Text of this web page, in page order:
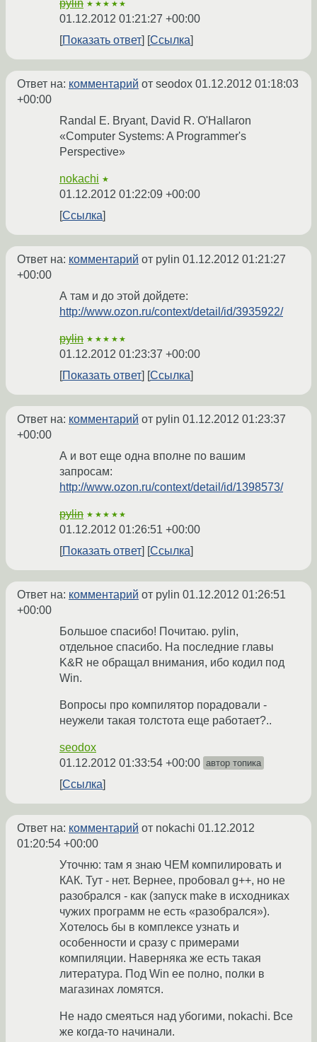
pylin ★★★★★
01.12.2012 01:21:27 +00:00
Показать ответ
Ссылка
Ответ на: комментарий от seodox 01.12.2012 01:18:03
+00:00
Randal E. Bryant, David R. O'Hallaron
«Computer Systems: A Programmer's
Perspective»
nokachi ★
01.12.2012 01:22:09 +00:00
Ссылка
Ответ на: комментарий от pylin 01.12.2012 01:21:27
+00:00
А там и до этой дойдете:
http://www.ozon.ru/context/detail/id/3935922/
pylin ★★★★★
01.12.2012 01:23:37 +00:00
Показать ответ
Ссылка
Ответ на: комментарий от pylin 01.12.2012 01:23:37
+00:00
А и вот еще одна вполне по вашим
запросам:
http://www.ozon.ru/context/detail/id/1398573/
pylin ★★★★★
01.12.2012 01:26:51 +00:00
Показать ответ
Ссылка
Ответ на: комментарий от pylin 01.12.2012 01:26:51
+00:00
Большое спасибо! Почитаю. pylin,
отдельное спасибо. На последние главы
K&R не обращал внимания, ибо кодил под
Win.
Вопросы про компилятор порадовали -
неужели такая толстота еще работает?..
seodox
01.12.2012 01:33:54 +00:00 автор топика
Ссылка
Ответ на: комментарий от nokachi 01.12.2012
01:20:54 +00:00
Уточню: там я знаю ЧЕМ компилировать и
КАК. Тут - нет. Вернее, пробовал g++, но не
разобрался - как (запуск make в исходниках
чужих программ не есть «разобрался»).
Хотелось бы в комплексе узнать и
особенности и сразу с примерами
компиляции. Наверняка же есть такая
литература. Под Win ее полно, полки в
магазинах ломятся.
Не надо смеяться над убогими, nokachi. Все
же когда-то начинали.